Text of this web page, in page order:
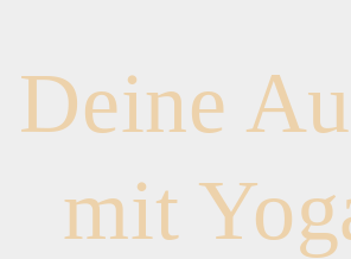
Deine
mit